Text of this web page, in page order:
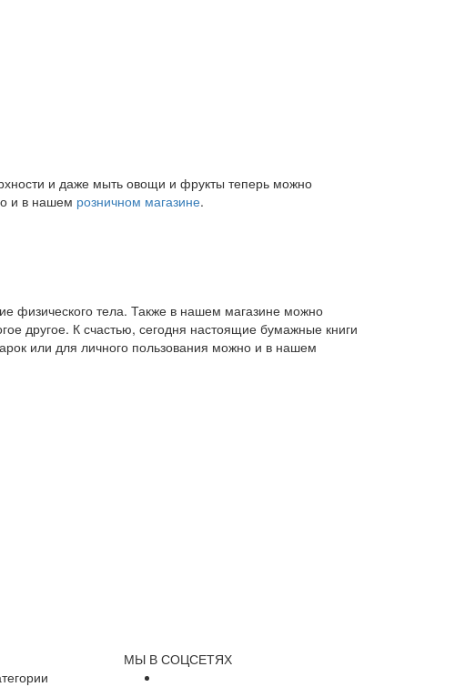
и даже мыть овощи и фрукты теперь можно
и в нашем розничном магазине.
физического тела. Также в нашем магазине можно
другое. К счастью, сегодня настоящие бумажные книги
или для личного пользования можно и в нашем
МЫ В СОЦСЕТЯХ